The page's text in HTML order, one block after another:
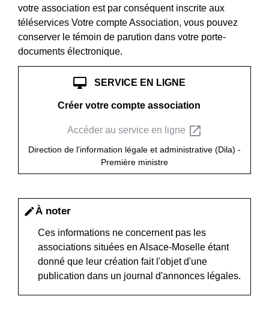
votre association est par conséquent inscrite aux
téléservices Votre compte Association, vous pouvez
conserver le témoin de parution dans votre porte-
documents électronique.
desktop_mac SERVICE EN LIGNE
Créer votre compte association
Accéder au service en ligne open_in_new
Direction de l'information légale et administrative (Dila) -
Première ministre
editÀ noter
Ces informations ne concernent pas les
associations situées en Alsace-Moselle étant
donné que leur création fait l'objet d'une
publication dans un journal d'annonces légales.